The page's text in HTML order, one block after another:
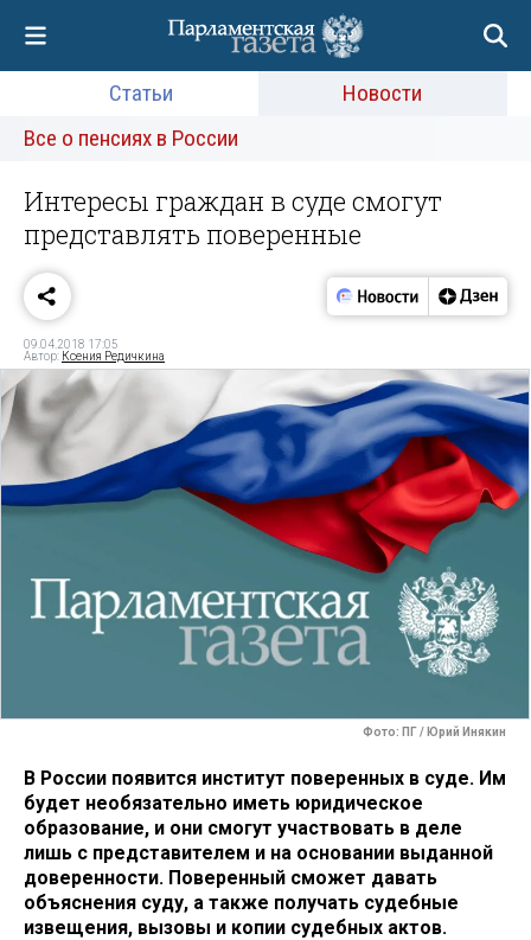
Статьи
Новости
Все о пенсиях в России
Интересы граждан в суде смогут
представлять поверенные
09.04.2018 17:05
Автор: Ксения Редичкина
Фото: ПГ / Юрий Инякин
В России появится институт поверенных в суде. Им
будет необязательно иметь юридическое
образование, и они смогут участвовать в деле
лишь с представителем и на основании выданной
доверенности. Поверенный сможет давать
объяснения суду, а также получать судебные
извещения, вызовы и копии судебных актов.